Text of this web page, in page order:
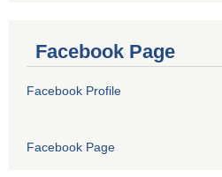
Facebook Page
Facebook Profile
Facebook Page